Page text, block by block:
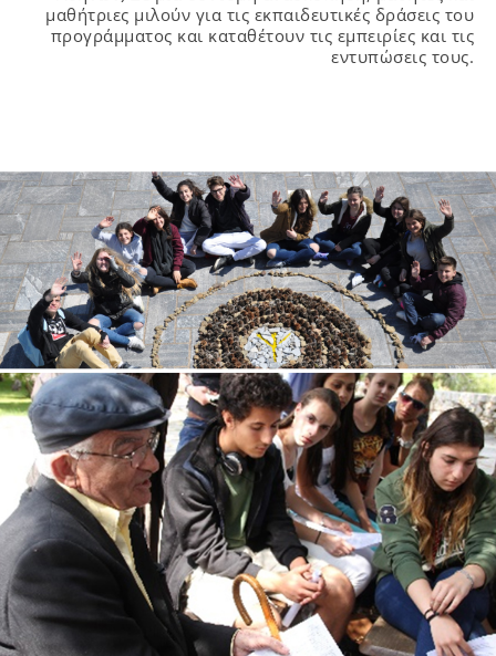
μαθήτριες μιλούν για τις εκπαιδευτικές δράσεις του
προγράμματος και καταθέτουν τις εμπειρίες και τις
εντυπώσεις τους.